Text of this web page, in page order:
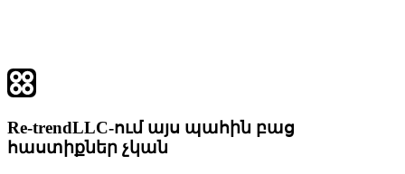
Re-trendLLC-ում այս պահին բաց
հաստիքներ չկան